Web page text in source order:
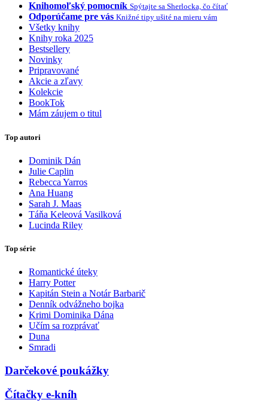
Knihomoľský pomocník Spýtajte sa Sherlocka, čo čítať
Odporúčame pre vás Knižné tipy ušité na mieru vám
Všetky knihy
Knihy roka 2025
Bestsellery
Novinky
Pripravované
Akcie a zľavy
Kolekcie
BookTok
Mám záujem o titul
Top autori
Dominik Dán
Julie Caplin
Rebecca Yarros
Ana Huang
Sarah J. Maas
Táňa Keleová Vasilková
Lucinda Riley
Top série
Romantické úteky
Harry Potter
Kapitán Stein a Notár Barbarič
Denník odvážneho bojka
Krimi Dominika Dána
Učím sa rozprávať
Duna
Smradi
Darčekové poukážky
Čítačky e-kníh